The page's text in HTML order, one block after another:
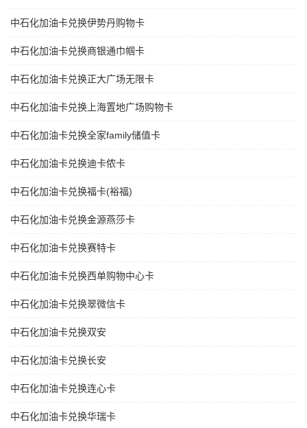
中石化加油卡兑换伊势丹购物卡
中石化加油卡兑换商银通巾帼卡
中石化加油卡兑换正大广场无限卡
中石化加油卡兑换上海置地广场购物卡
中石化加油卡兑换全家family储值卡
中石化加油卡兑换迪卡侬卡
中石化加油卡兑换福卡(裕福)
中石化加油卡兑换金源燕莎卡
中石化加油卡兑换赛特卡
中石化加油卡兑换西单购物中心卡
中石化加油卡兑换翠微信卡
中石化加油卡兑换双安
中石化加油卡兑换长安
中石化加油卡兑换连心卡
中石化加油卡兑换华瑞卡